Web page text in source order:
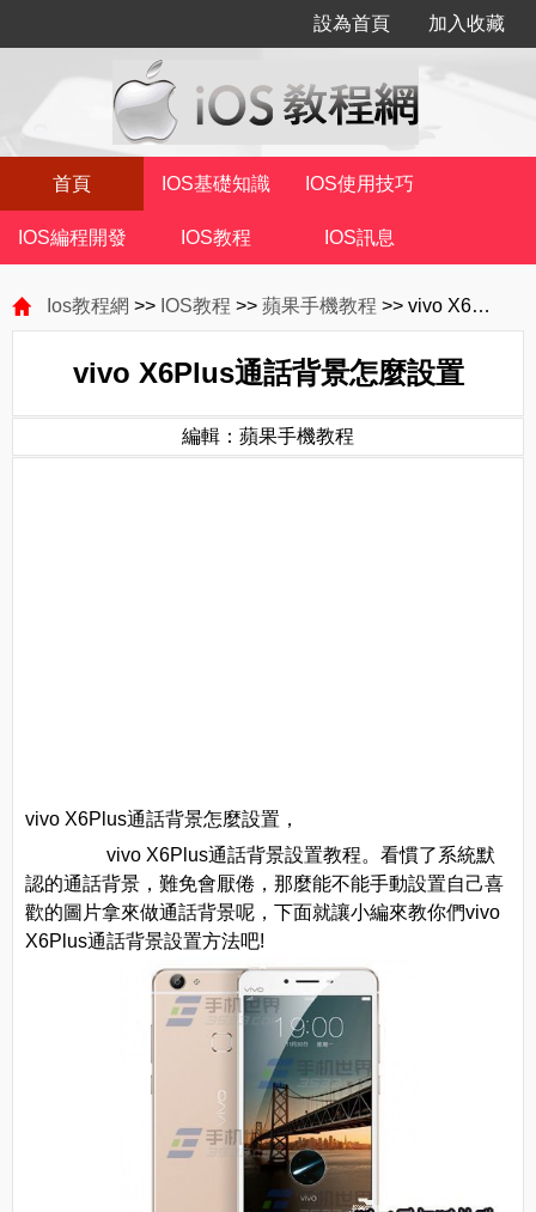
設為首頁 加入收藏
首頁 IOS基礎知識 IOS使用技巧
IOS編程開發 IOS教程 IOS訊息
Ios教程網 >> IOS教程 >> 蘋果手機教程 >> vivo X6Plus通話背景怎麼設置
vivo X6Plus通話背景怎麼設置
編輯：蘋果手機教程
vivo X6Plus通話背景怎麼設置，
vivo X6Plus通話背景設置教程。看慣了系統默
認的通話背景，難免會厭倦，那麼能不能手動設置自己喜
歡的圖片拿來做通話背景呢，下面就讓小編來教你們vivo
X6Plus通話背景設置方法吧!